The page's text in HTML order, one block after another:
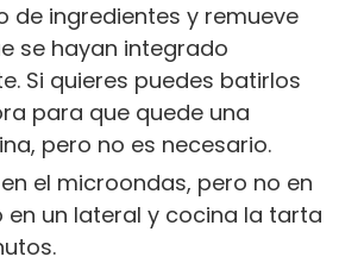
de ingredientes y remueve
se hayan integrado
Si quieres puedes batirlos
para que quede una
pero no es necesario.
el microondas, pero no en
en un lateral y cocina la tarta